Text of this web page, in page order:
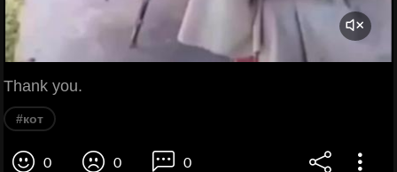
Thank you.
#кот
0 0 0